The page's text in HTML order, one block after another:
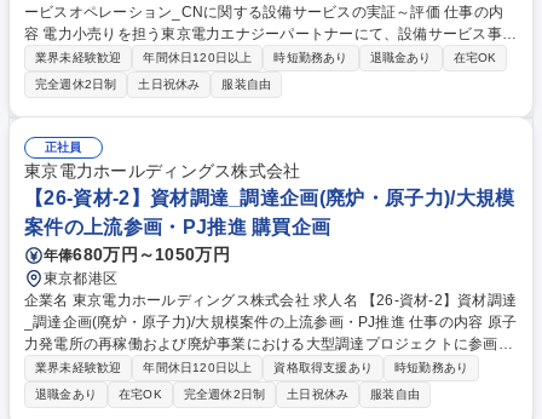
ービスオペレーション_CNに関する設備サービスの実証～評価 仕事の内
容 電力小売りを担う東京電力エナジーパートナーにて、設備サービス事業
の運用を軸に、サービスを継続・拡大するか、整理・撤退するかを含め、
事業全体を俯瞰しながら安定運用と改善および的確請求を進める役割で
す。 ■複数の設備サービス事業の運用計画立案と契約・施工管理を含む実
行支援 ■現場支援を行いながら、サービス収支や有効性評価をし、拡大・
整理(撤退含む)に関する対応 ■新会計基準に沿った料金請求発行、収入管
理などの運用業務 ■法人営業、経理、戦略系部署との調整/業務推進 ※設
備サービスとは：工場や大型施設をお持ちの企業様に対し、電気設備の省
エネ・カーボンニュートラルに関するソリューション提案を実施 募集職種
【26-EP-25】CTI：サービスオペレーション_CNに関する設備サービスの
実証～評価
業界未経験歓迎 年間休日120日以上 時短勤務あり 退職金あり
在宅OK
完全週休2日制
土日祝休み 服装自由
正社員
東京電力ホールディングス株式会社
【26-資材-2】資材調達_調達企画(廃炉・原子力)/大規模
案件の上流参画・PJ推進 購買企画
年俸680万円～1050万円
東京都港区
企業名 東京電力ホールディングス株式会社 求人名 【26-資材-2】資材調達
_調達企画(廃炉・原子力)/大規模案件の上流参画・PJ推進 仕事の内容 原子
力発電所の再稼働および廃炉事業における大型調達プロジェクトに参画
し、仕様検討段階から関与しながらコスト最適化を推進をお任せします。
技術部門と一体となり、上流活動に携わって頂きます。 ■原子力・廃炉設
備に関する大型案件の発注および契約推進 ■仕様決定前から参画し、工数
業界未経験歓迎 年間休日120日以上 資格取得支援あり
時短勤務あり
退職金あり
在宅OK 完全週休2日制 土日祝休み 服装自由